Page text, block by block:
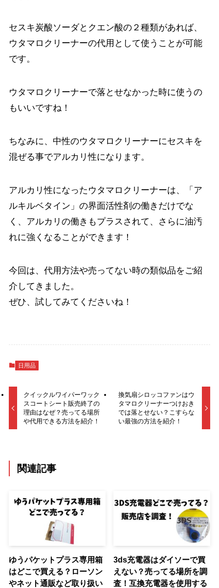
セスキ炭酸ソーダとクエン酸の２種類があれば、
ウタマロクリーナーの代用として使うことが可能
です。
ウタマロクリーナーで落とせなかった時に使うの
もいいですね！
ちなみに、中性のウタマロクリーナーにセスキを
混ぜる事でアルカリ性になります。
アルカリ性になったウタマロクリーナーは、「ア
ルキルベタイン」の界面活性剤の働きだけでな
く、アルカリの働きもプラスされて、さらに油汚
れに強くなることができます！
今回は、代用方法や売ってない時の類似品をご紹
介してきました。
ぜひ、試してみてくださいね！
日用品
クイックルワイパーワック
スコートシート販売終了の
理由はなぜ？売ってる場所
や代用できる方法を紹介！
換気扇シロッコファンはウ
タマロクリーナーつけおき
では落とせない？こすらな
い最強の方法を紹介！
関連記事
ゆうパケットプラス専用箱
はどこで買える？ローソン
やネット通販など取り扱い
3ds充電器はダイソーで買
えない？売ってる場所を調
査！互換充電器を使用する